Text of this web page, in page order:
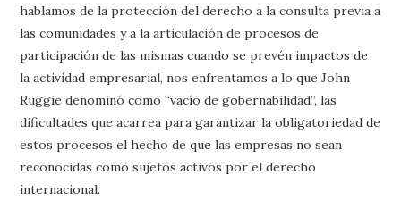
hablamos de la protección del derecho a la consulta previa a
las comunidades y a la articulación de procesos de
participación de las mismas cuando se prevén impactos de
la actividad empresarial, nos enfrentamos a lo que John
Ruggie denominó como “vacío de gobernabilidad”, las
dificultades que acarrea para garantizar la obligatoriedad de
estos procesos el hecho de que las empresas no sean
reconocidas como sujetos activos por el derecho
internacional.